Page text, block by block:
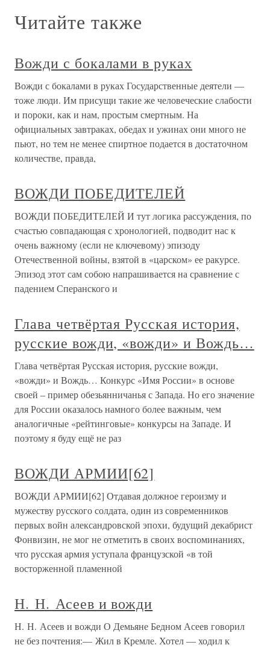
Читайте также
Вожди с бокалами в руках
Вожди с бокалами в руках Государственные деятели —
тоже люди. Им присущи такие же человеческие слабости
и пороки, как и нам, простым смертным. На
официальных завтраках, обедах и ужинах они много не
пьют, но тем не менее спиртное подается в достаточном
количестве, правда,
ВОЖДИ ПОБЕДИТЕЛЕЙ
ВОЖДИ ПОБЕДИТЕЛЕЙ И тут логика рассуждения, по
счастью совпадающая с хронологией, подводит нас к
очень важному (если не ключевому) эпизоду
Отечественной войны, взятой в «царском» ее ракурсе.
Эпизод этот сам собою напрашивается на сравнение с
падением Сперанского и
Глава четвёртая Русская история,
русские вожди, «вожди» и Вождь…
Глава четвёртая Русская история, русские вожди,
«вожди» и Вождь… Конкурс «Имя России» в основе
своей – пример обезьянничанья с Запада. Но его значение
для России оказалось намного более важным, чем
аналогичные «рейтинговые» конкурсы на Западе. И
поэтому я буду ещё не раз
ВОЖДИ АРМИИ[62]
ВОЖДИ АРМИИ[62] Отдавая должное героизму и
мужеству русского солдата, один из современников
первых войн александровской эпохи, будущий декабрист
Фонвизин, не мог не отметить в своих воспоминаниях,
что русская армия уступала французской «в той
восторженной пламенной
Н. Н. Асеев и вожди
Н. Н. Асеев и вожди О Демьяне Бедном Асеев говорил
не без почтения:— Жил в Кремле. Хотел — ходил к